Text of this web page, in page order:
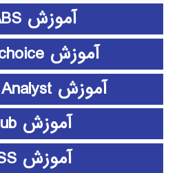
آموزش ETABS
آموزش expert choice
آموزش Frontier Analyst
آموزش github
آموزش HFSS